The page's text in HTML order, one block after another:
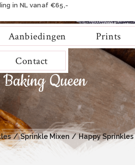
in NL vanaf €65,-
Aanbiedingen Prints
Contact
Sprinkle Mixen Happy Sprinkles